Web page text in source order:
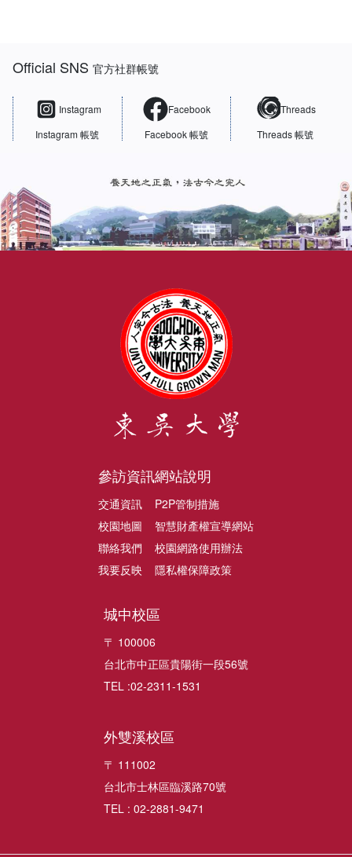
Official SNS官方社群帳號
Instagram
Instagram 帳號
Facebook
Facebook 帳號
Threads
Threads 帳號
參訪資訊
交通資訊
校園地圖
聯絡我們
我要反映
網站說明
P2P管制措施
智慧財產權宣導網站
校園網路使用辦法
隱私權保障政策
城中校區
〒 100006
台北市中正區貴陽街一段56號
TEL :02-2311-1531
外雙溪校區
〒 111002
台北市士林區臨溪路70號
TEL : 02-2881-9471